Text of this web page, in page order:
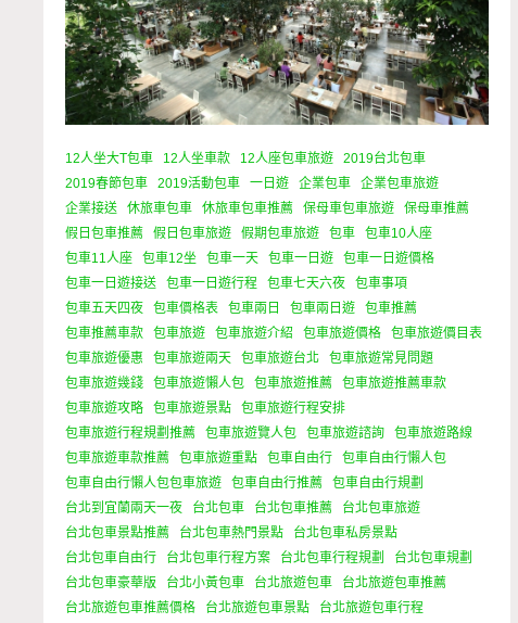
12人坐大T包車 12人坐車款 12人座包車旅遊
2019台北包車
2019春節包車
2019活動包車 一日遊 企業包車
企業包車旅遊
企業接送
休旅車包車 休旅車包車推薦 保母車包車旅遊
保母車推薦
假日包車推薦
假日包車旅遊 假期包車旅遊 包車
包車10人座
包車11人座
包車12坐 包車一天 包車一日遊
包車一日遊價格
包車一日遊接送
包車一日遊行程 包車七天六夜
包車事項
包車五天四夜
包車價格表 包車兩日 包車兩日遊
包車推薦
包車推薦車款
包車旅遊 包車旅遊介紹 包車旅遊價格
包車旅遊價目表
包車旅遊優惠
包車旅遊兩天 包車旅遊台北
包車旅遊常見問題
包車旅遊幾錢
包車旅遊懶人包 包車旅遊推薦
包車旅遊推薦車款
包車旅遊攻略
包車旅遊景點
包車旅遊行程安排
包車旅遊行程規劃推薦
包車旅遊覽人包 包車旅遊諮詢
包車旅遊路線
包車旅遊車款推薦
包車旅遊重點 包車自由行
包車自由行懶人包
包車自由行懶人包包車旅遊
包車自由行推薦
包車自由行規劃
台北到宜蘭兩天一夜
台北包車 台北包車推薦
台北包車旅遊
台北包車景點推薦
台北包車熱門景點
台北包車私房景點
台北包車自由行
台北包車行程方案 台北包車行程規劃
台北包車規劃
台北包車豪華版
台北小黃包車 台北旅遊包車
台北旅遊包車推薦
台北旅遊包車推薦價格
台北旅遊包車景點
台北旅遊包車行程